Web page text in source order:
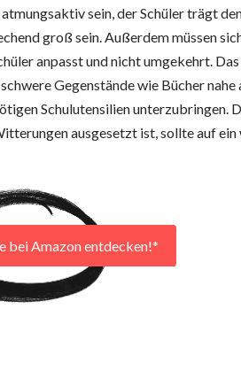
sein, der Schüler trägt
groß sein. Außerdem müssen
anpasst und nicht umgekehrt.
Gegenstände wie Bücher
Schulutensilien unterzubringen.
ausgesetzt ist, sollte auf
bei Amazon entdecken!*